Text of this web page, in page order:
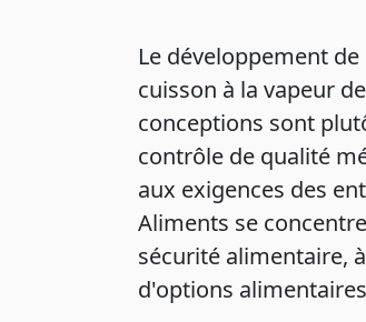
Le développement
cuisson à la vapeur
conceptions sont
contrôle de qualité
aux exigences des
Aliments se
sécurité alimentaire,
d'options